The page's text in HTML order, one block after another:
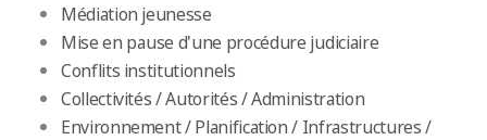
Médiation jeunesse
Mise en pause d'une procédure judiciaire
Conflits institutionnels
Collectivités / Autorités / Administration
Environnement / Planification / Infrastructures /